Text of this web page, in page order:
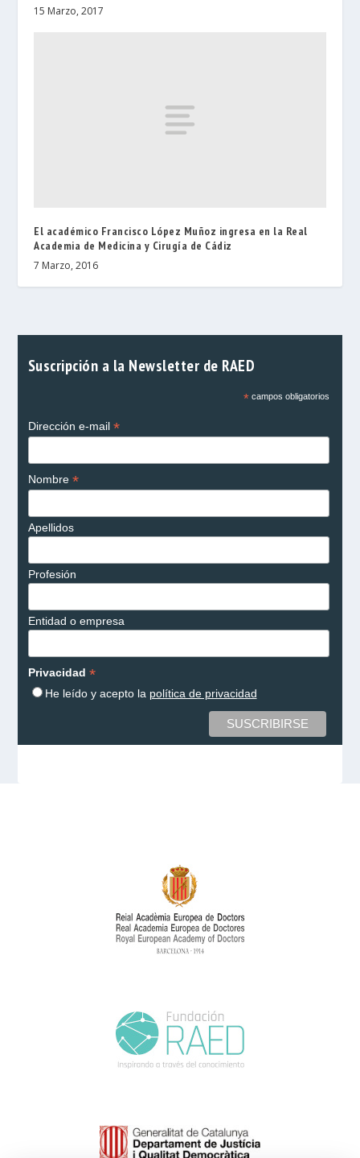
15 Marzo, 2017
El académico Francisco López Muñoz ingresa en la Real
Academia de Medicina y Cirugía de Cádiz
7 Marzo, 2016
Suscripción a la Newsletter de RAED
*campos obligatorios
Dirección e-mail *
Nombre *
Apellidos
Profesión
Entidad o empresa
Privacidad *
He leído y acepto la política de privacidad